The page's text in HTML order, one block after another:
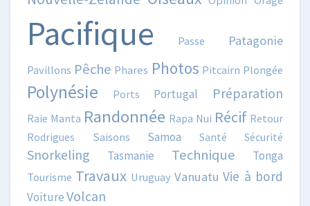
Pacifique Passe Patagonie
Pavillons Pêche Phares Photos Pitcairn Plongée
Polynésie Ports Portugal Préparation
Raie Manta Randonnée Rapa Nui Récif Retour
Rodrigues
Saisons Samoa Santé Sécurité
Snorkeling Tasmanie Technique Tonga
Tourisme Travaux Uruguay Vanuatu Vie à bord
VoitureVolcan